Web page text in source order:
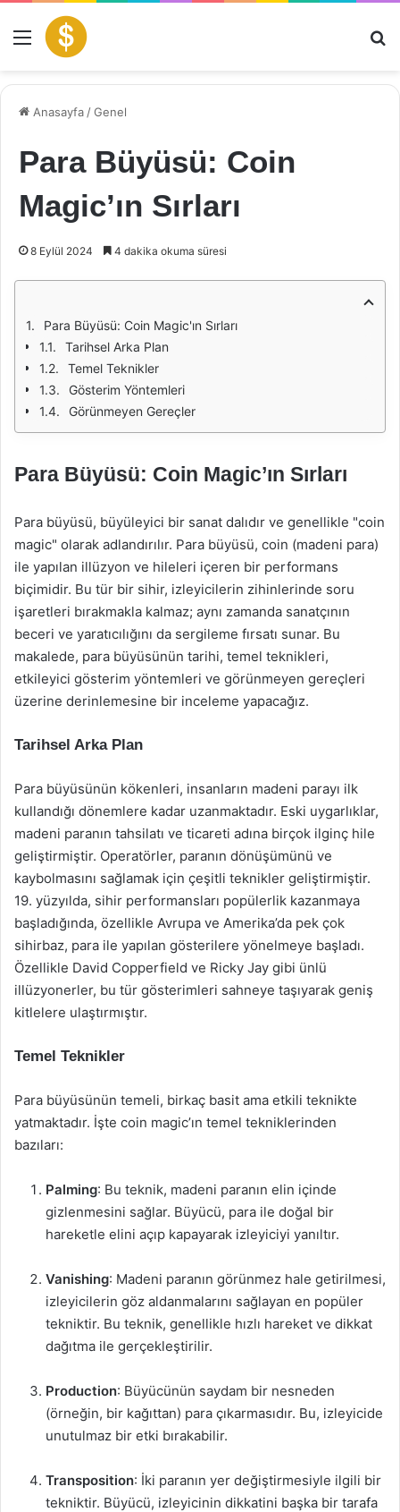
Menü
Anasayfa /Genel
Para Büyüsü: Coin
Magic’ın Sırları
8 Eylül 2024 4 dakika okuma süresi
Para Büyüsü: Coin Magic'ın Sırları
Tarihsel Arka Plan
Temel Teknikler
Gösterim Yöntemleri
Görünmeyen Gereçler
Para Büyüsü: Coin Magic’ın Sırları
Para büyüsü, büyüleyici bir sanat dalıdır ve genellikle "coin
magic" olarak adlandırılır. Para büyüsü, coin (madeni para)
ile yapılan illüzyon ve hileleri içeren bir performans
biçimidir. Bu tür bir sihir, izleyicilerin zihinlerinde soru
işaretleri bırakmakla kalmaz; aynı zamanda sanatçının
beceri ve yaratıcılığını da sergileme fırsatı sunar. Bu
makalede, para büyüsünün tarihi, temel teknikleri,
etkileyici gösterim yöntemleri ve görünmeyen gereçleri
üzerine derinlemesine bir inceleme yapacağız.
Tarihsel Arka Plan
Para büyüsünün kökenleri, insanların madeni parayı ilk
kullandığı dönemlere kadar uzanmaktadır. Eski uygarlıklar,
madeni paranın tahsilatı ve ticareti adına birçok ilginç hile
geliştirmiştir. Operatörler, paranın dönüşümünü ve
kaybolmasını sağlamak için çeşitli teknikler geliştirmiştir.
19. yüzyılda, sihir performansları popülerlik kazanmaya
başladığında, özellikle Avrupa ve Amerika’da pek çok
sihirbaz, para ile yapılan gösterilere yönelmeye başladı.
Özellikle David Copperfield ve Ricky Jay gibi ünlü
illüzyonerler, bu tür gösterimleri sahneye taşıyarak geniş
kitlelere ulaştırmıştır.
Temel Teknikler
Para büyüsünün temeli, birkaç basit ama etkili teknikte
yatmaktadır. İşte coin magic’ın temel tekniklerinden
bazıları:
Palming: Bu teknik, madeni paranın elin içinde
gizlenmesini sağlar. Büyücü, para ile doğal bir
hareketle elini açıp kapayarak izleyiciyi yanıltır.
Vanishing: Madeni paranın görünmez hale getirilmesi,
izleyicilerin göz aldanmalarını sağlayan en popüler
tekniktir. Bu teknik, genellikle hızlı hareket ve dikkat
dağıtma ile gerçekleştirilir.
Production: Büyücünün saydam bir nesneden
(örneğin, bir kağıttan) para çıkarmasıdır. Bu, izleyicide
unutulmaz bir etki bırakabilir.
Transposition: İki paranın yer değiştirmesiyle ilgili bir
tekniktir. Büyücü, izleyicinin dikkatini başka bir tarafa